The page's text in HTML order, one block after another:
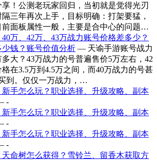
！公测老玩家回归，当初就是觉得光刃
三年再次上手，目标明确：打架要猛，
前面板属性一般，主要是合中心的问题…
40万、42万、43万战力账号价格差多少？
钱？账号价值分析 — 天谕手游账号战力
大？43万战力的号普遍售价5万左右，42
在3.5万到4.5万之间，而40万战力的号甚
到。仅仅一万战力，…
新手怎么玩？职业选择、升级攻略、副本
-
新手怎么玩？职业选择、升级攻略、副本
-
新手怎么玩？职业选择、升级攻略、副本
-
天命树怎么获得？雪铃兰、留香木获取方